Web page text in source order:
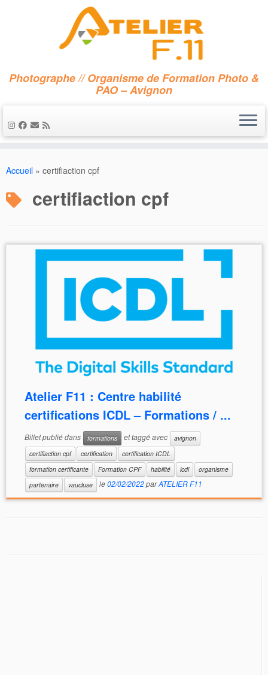
au
Photographe // Organisme de Formation Photo &
PAO – Avignon
Accueil » certifiaction cpf
certifiaction cpf
Atelier F11 : Centre habilité
certifications ICDL – Formations / ...
Billet publié dans formations et taggé avec
avignon
certifiaction cpf
certification
certification ICDL
formation certificante
Formation CPF habilité icdl
organisme
partenaire
vaucluse le02/02/2022parATELIER F11